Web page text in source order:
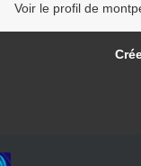
Voir le profil de